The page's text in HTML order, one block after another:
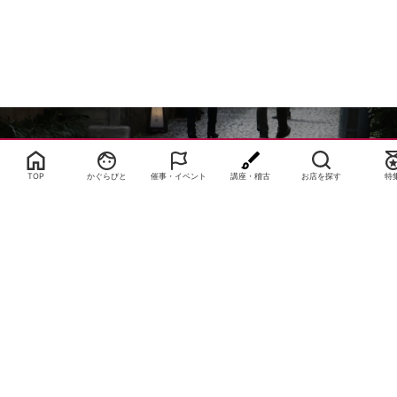
Select Language ▼
TOP かぐらびと 催事・イベント 講座・稽古 お店を探す 特